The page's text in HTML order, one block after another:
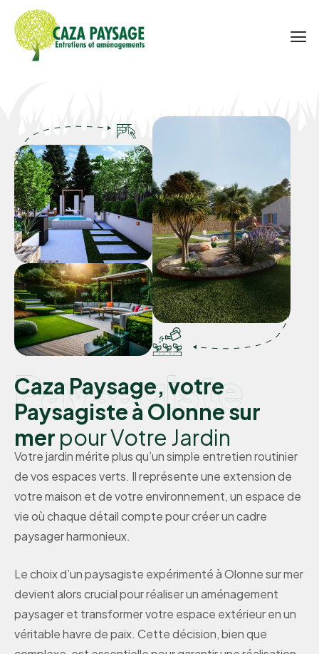
Paysagiste
Caza Paysage, votre
Paysagiste à Olonne sur
mer pour Votre Jardin
Votre jardin mérite plus qu’un simple entretien routinier
de vos espaces verts. Il représente une extension de
votre maison et de votre environnement, un espace de
vie où chaque détail compte pour créer un cadre
paysager harmonieux.
Le choix d’un paysagiste expérimenté à Olonne sur mer
devient alors crucial pour réaliser un aménagement
paysager et transformer votre espace extérieur en un
véritable havre de paix. Cette décision, bien que